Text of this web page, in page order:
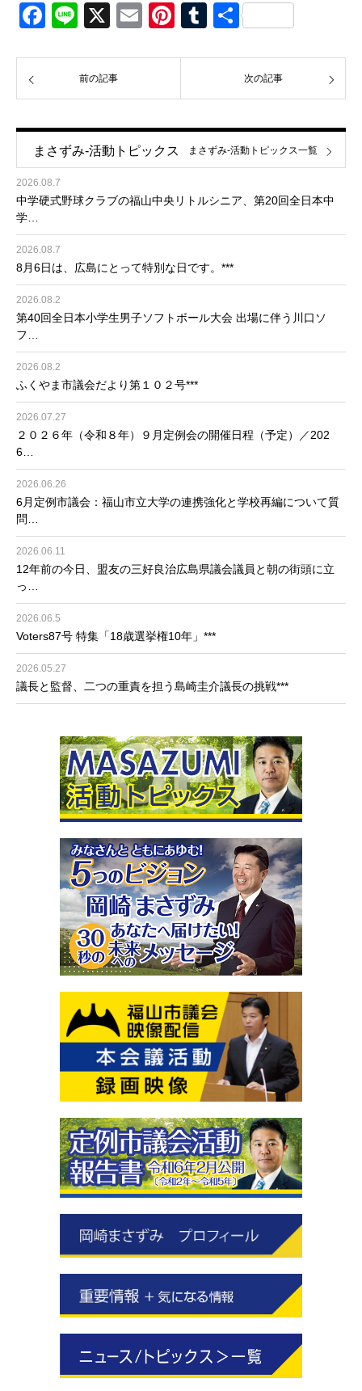
Facebook
Line
X EmailPinterest
Tumblr
共
前の記事 次の記事
まさずみ-活動トピックス
2026.08.7
中学硬式野球クラブの福山中央リトルシニア、第20回全日本中
学…
2026.08.7
8月6日は、広島にとって特別な日です。***
2026.08.2
第40回全日本小学生男子ソフトボール大会 出場に伴う川口ソ
フ…
2026.08.2
ふくやま市議会だより第１０２号***
2026.07.27
２０２６年（令和８年）９月定例会の開催日程（予定）／202
6…
2026.06.26
6月定例市議会：福山市立大学の連携強化と学校再編について質
問…
2026.06.11
12年前の今日、盟友の三好良治広島県議会議員と朝の街頭に立
っ…
2026.06.5
Voters87号 特集「18歳選挙権10年」***
2026.05.27
議長と監督、二つの重責を担う島崎圭介議長の挑戦***
まさずみ-活動トピックス一覧